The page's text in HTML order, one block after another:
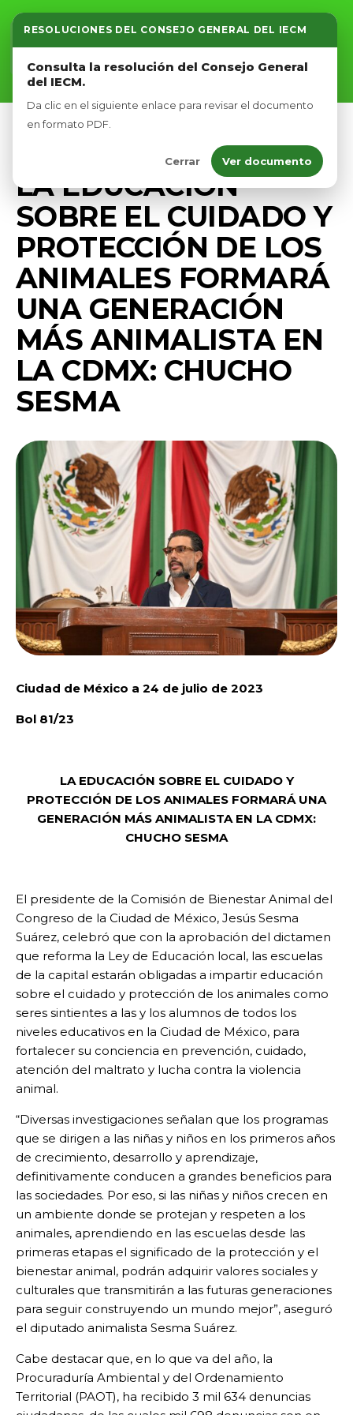
RESOLUCIONES DEL CONSEJO GENERAL DEL IECM
Consulta la resolución del Consejo General
del IECM.
Da clic en el siguiente enlace para revisar el documento
en formato PDF.
Cerrar Ver documento
Inicio
Nosotros
Afíliate
PRENSA
LA EDUCACIÓN
SOBRE EL CUIDADO Y
PROTECCIÓN DE LOS
ANIMALES FORMARÁ
UNA GENERACIÓN
MÁS ANIMALISTA EN
LA CDMX: CHUCHO
SESMA
Ciudad de México a 24 de julio de 2023
Bol 81/23
LA EDUCACIÓN SOBRE EL CUIDADO Y
PROTECCIÓN DE LOS ANIMALES FORMARÁ UNA
GENERACIÓN MÁS ANIMALISTA EN LA CDMX:
CHUCHO SESMA
El presidente de la Comisión de Bienestar Animal del
Congreso de la Ciudad de México, Jesús Sesma
Suárez, celebró que con la aprobación del dictamen
que reforma la Ley de Educación local, las escuelas
de la capital estarán obligadas a impartir educación
sobre el cuidado y protección de los animales como
seres sintientes a las y los alumnos de todos los
niveles educativos en la Ciudad de México, para
fortalecer su conciencia en prevención, cuidado,
atención del maltrato y lucha contra la violencia
animal.
“Diversas investigaciones señalan que los programas
que se dirigen a las niñas y niños en los primeros años
de crecimiento, desarrollo y aprendizaje,
definitivamente conducen a grandes beneficios para
las sociedades. Por eso, si las niñas y niños crecen en
un ambiente donde se protejan y respeten a los
animales, aprendiendo en las escuelas desde las
primeras etapas el significado de la protección y el
bienestar animal, podrán adquirir valores sociales y
culturales que transmitirán a las futuras generaciones
para seguir construyendo un mundo mejor”, aseguró
el diputado animalista Sesma Suárez.
Cabe destacar que, en lo que va del año, la
Procuraduría Ambiental y del Ordenamiento
Territorial (PAOT), ha recibido 3 mil 634 denuncias